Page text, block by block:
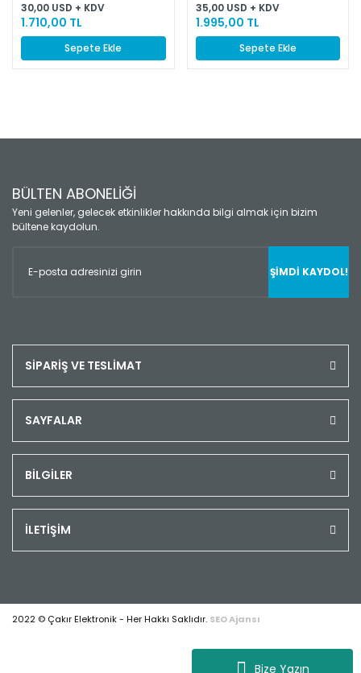
Bize Yazın
30,00 USD + KDV
1.710,00 TL
Sepete Ekle
35,00 USD + KDV
1.995,00 TL
Sepete Ekle
BÜLTEN ABONELİĞİ
Yeni gelenler, gelecek etkinlikler hakkında bilgi almak için bizim
bültene kaydolun.
ŞİMDİ KAYDOL!
SİPARİŞ VE TESLİMAT
SAYFALAR
BİLGİLER
İLETİŞİM
2022 © Çakır Elektronik - Her Hakkı Saklıdır. SEO Ajansı